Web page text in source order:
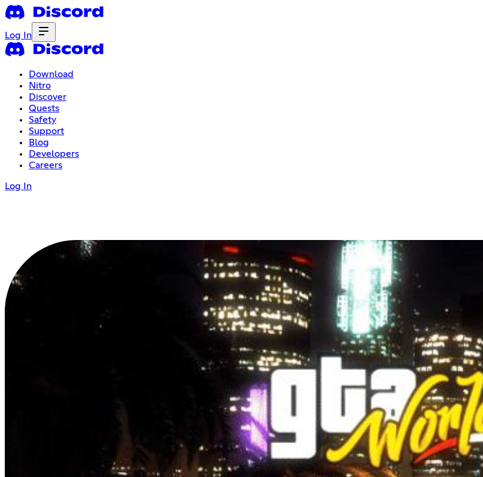
Log In
Download
Nitro
Discover
Quests
Safety
Support
Blog
Developers
Careers
Log In